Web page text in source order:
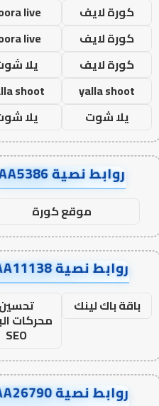
كورة لايف
live
كورة لايف
live
كورة لايف
يلا
yalla shoot
shoot
يلا شوت
يلا
روابط نصية AA5386
موقع كورة
روابط نصية AA11138
باقة باك لينك تحسين
محركات
SEO
روابط نصية AA26790